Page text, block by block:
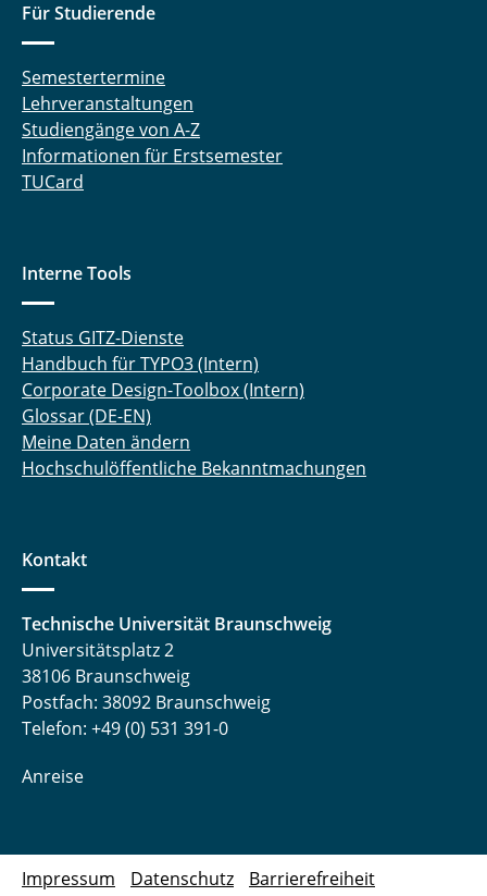
Für Studierende
Semestertermine
Lehrveranstaltungen
Studiengänge von A-Z
Informationen für Erstsemester
TUCard
Interne Tools
Status GITZ-Dienste
Handbuch für TYPO3 (Intern)
Corporate Design-Toolbox (Intern)
Glossar (DE-EN)
Meine Daten ändern
Hochschulöffentliche Bekanntmachungen
Kontakt
Technische Universität Braunschweig
Universitätsplatz 2
38106 Braunschweig
Postfach: 38092 Braunschweig
Telefon: +49 (0) 531 391-0
Anreise
Impressum Datenschutz Barrierefreiheit